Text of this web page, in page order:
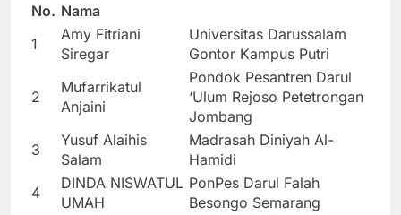
No. Nama
1
Amy Fitriani
Siregar
Universitas Darussalam
Gontor Kampus Putri
2
Mufarrikatul
Anjaini
Pondok Pesantren Darul
‘Ulum Rejoso Petetrongan
Jombang
3
Yusuf Alaihis
Salam
Madrasah Diniyah Al-
Hamidi
4
DINDA NISWATUL
UMAH
PonPes Darul Falah
Besongo Semarang